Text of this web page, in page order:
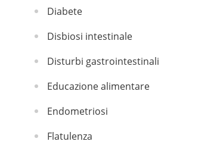
Diabete
Disbiosi intestinale
Disturbi gastrointestinali
Educazione alimentare
Endometriosi
Flatulenza